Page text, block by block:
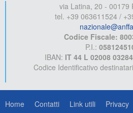
via Latina, 20 - 00179
tel. +39 063611524 /
Codice Fiscale:
P.I.:
IBAN: IT 44 L 02008
Codice Identificativo
Home Contatti Link utili Privacy